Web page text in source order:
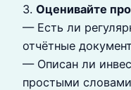
3. Оценивайте
— Есть ли
отчётные
— Описан ли
простыми